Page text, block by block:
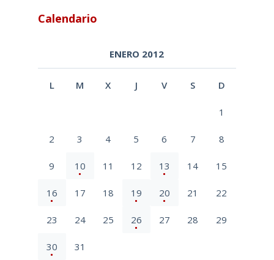
Calendario
ENERO 2012
L M X J V S D
1
2 3 4 5 6 7 8
9 10 11 12 13 14 15
16 17 18 19 20 21 22
23 24 25 26 27 28 29
30 31